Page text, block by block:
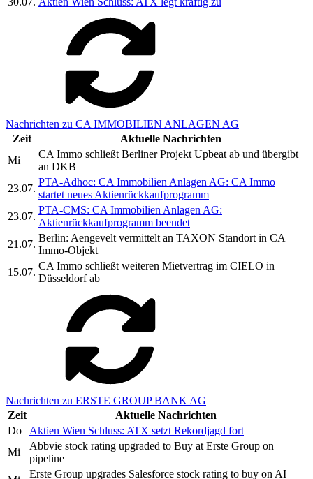
Nachrichten zu CA IMMOBILIEN ANLAGEN AG
Zeit
Aktuelle Nachrichten
Mi
CA Immo schließt Berliner Projekt Upbeat ab und übergibt
an DKB
23.07.
PTA-Adhoc: CA Immobilien Anlagen AG: CA Immo
startet neues Aktienrückkaufprogramm
23.07.
PTA-CMS: CA Immobilien Anlagen AG:
Aktienrückkaufprogramm beendet
21.07.
Berlin: Aengevelt vermittelt an TAXON Standort in CA
Immo-Objekt
15.07.
CA Immo schließt weiteren Mietvertrag im CIELO in
Düsseldorf ab
Nachrichten zu ERSTE GROUP BANK AG
Zeit
Aktuelle Nachrichten
Do
Aktien Wien Schluss: ATX setzt Rekordjagd fort
Mi
Abbvie stock rating upgraded to Buy at Erste Group on
pipeline
Erste Group upgrades Salesforce stock rating to buy on AI